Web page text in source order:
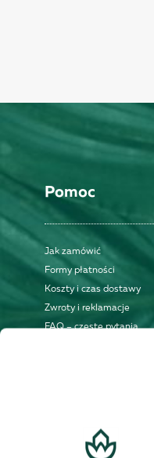
Pomoc
Jak zamówić
Formy płatności
Koszty i czas dostawy
Zwroty i reklamacje
FAQ – częste pytania